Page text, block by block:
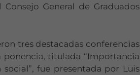
General de Graduados
tres destacadas conferencias
titulada “Importancia
fue presentada por Luis